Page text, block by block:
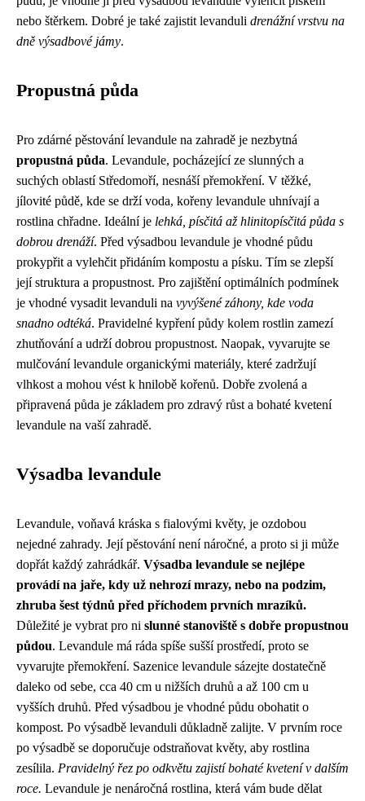
nebo štěrkem. Dobré je také zajistit levanduli drenážní vrstvu na
dně výsadbové jámy.
Propustná půda
Pro zdárné pěstování levandule na zahradě je nezbytná
propustná půda. Levandule, pocházející ze slunných a
suchých oblastí Středomoří, nesnáší přemokření. V těžké,
jílovité půdě, kde se drží voda, kořeny levandule uhnívají a
rostlina chřadne. Ideální je lehká, písčitá až hlinitopísčitá půda s
dobrou drenáží. Před výsadbou levandule je vhodné půdu
prokypřit a vylehčit přidáním kompostu a písku. Tím se zlepší
její struktura a propustnost. Pro zajištění optimálních podmínek
je vhodné vysadit levanduli na vyvýšené záhony, kde voda
snadno odtéká. Pravidelné kypření půdy kolem rostlin zamezí
zhutňování a udrží dobrou propustnost. Naopak, vyvarujte se
mulčování levandule organickými materiály, které zadržují
vlhkost a mohou vést k hnilobě kořenů. Dobře zvolená a
připravená půda je základem pro zdravý růst a bohaté kvetení
levandule na vaší zahradě.
Výsadba levandule
Levandule, voňavá kráska s fialovými květy, je ozdobou
nejedné zahrady. Její pěstování není náročné, a proto si ji může
dopřát každý zahrádkář. Výsadba levandule se nejlépe
provádí na jaře, kdy už nehrozí mrazy, nebo na podzim,
zhruba šest týdnů před příchodem prvních mrazíků.
Důležité je vybrat pro ni slunné stanoviště s dobře propustnou
půdou. Levandule má ráda spíše sušší prostředí, proto se
vyvarujte přemokření. Sazenice levandule sázejte dostatečně
daleko od sebe, cca 40 cm u nižších druhů a až 100 cm u
vyšších druhů. Před výsadbou je vhodné půdu obohatit o
kompost. Po výsadbě levanduli důkladně zalijte. V prvním roce
po výsadbě se doporučuje odstraňovat květy, aby rostlina
zesílila. Pravidelný řez po odkvětu zajistí bohaté kvetení v dalším
roce. Levandule je nenáročná rostlina, která vám bude dělat